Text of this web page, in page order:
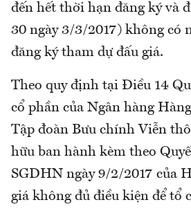
đến hết thời hạn đăng ký và
30 ngày 3/3/2017) không có
đăng ký tham dự đấu giá.
Theo quy định tại Điều 14
cổ phần của Ngân hàng
Tập đoàn Bưu chính Viễn
hữu ban hành kèm theo
SGDHN ngày 9/2/2017 của
giá không đủ điều kiện để tổ